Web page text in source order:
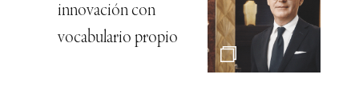
innovación con
vocabulario propio